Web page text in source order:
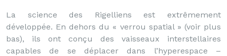
La science des Rigelliens est extrêmement
développée. En dehors du « verrou spatial » (voir plus
bas), ils ont conçu des vaisseaux interstellaires
capables de se déplacer dans l’hyperespace –